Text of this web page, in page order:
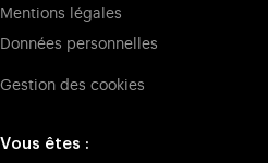
Mentions légales
Données personnelles
Gestion des cookies
Vous êtes :